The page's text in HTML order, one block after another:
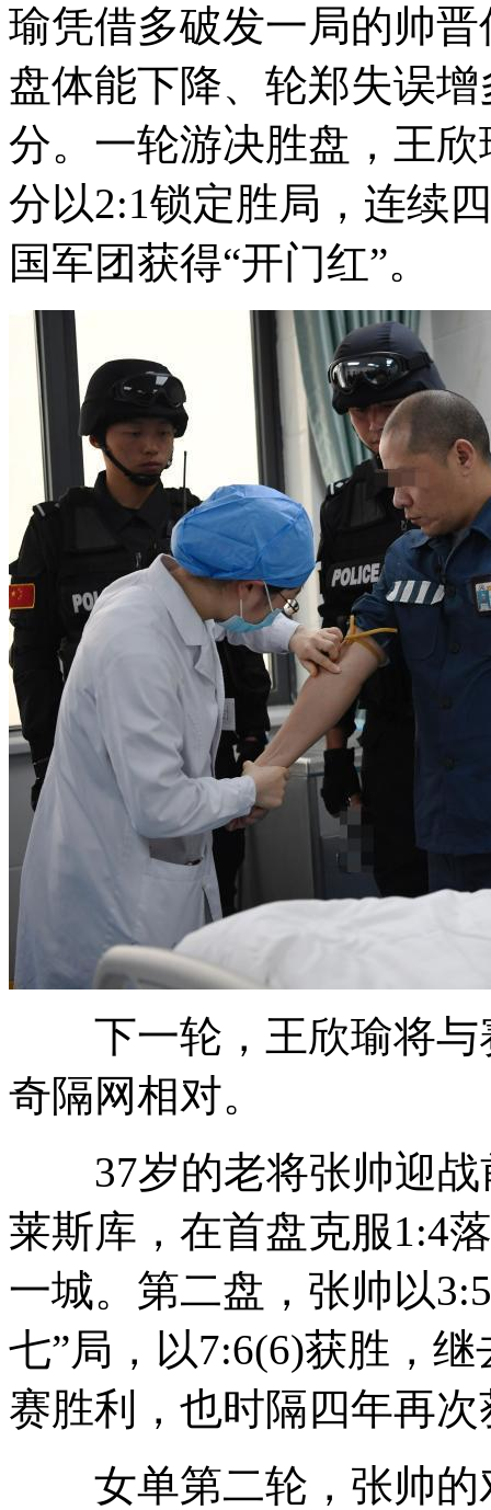
瑜凭借多破发一局的帅
盘体能下降、轮郑失误
分。一轮游决胜盘，王
分以2:1锁定胜局，连续
国军团获得“开门红”。
下一轮，王欣瑜将与
奇隔网相对。
37岁的老将张帅迎战
莱斯库，在首盘克服1:4
一城。第二盘，张帅以
七”局，以7:6(6)获胜，
赛胜利，也时隔四年再
女单第二轮，张帅的